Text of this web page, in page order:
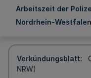
Arbeitszeit der
Nordrhein-Westfalen
Verkündungsblatt
NRW)